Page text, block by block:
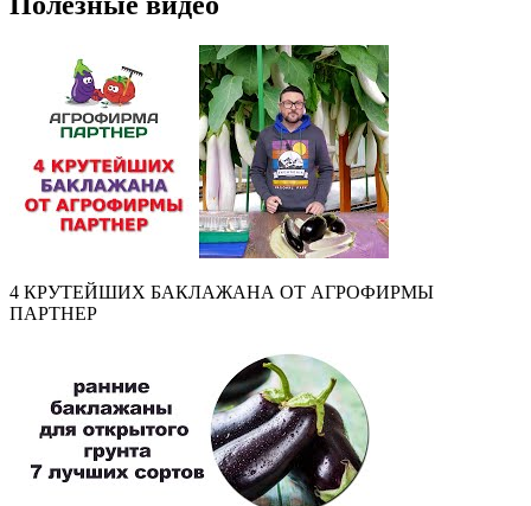
4 КРУТЕЙШИХ БАКЛАЖАНА ОТ АГРОФИРМЫ
ПАРТНЕР